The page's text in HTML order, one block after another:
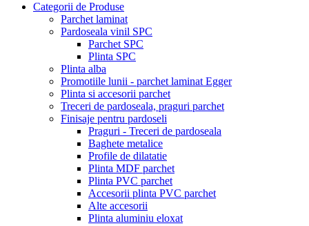
Categorii de Produse
Parchet laminat
Pardoseala vinil SPC
Parchet SPC
Plinta SPC
Plinta alba
Promotiile lunii - parchet laminat Egger
Plinta si accesorii parchet
Treceri de pardoseala, praguri parchet
Finisaje pentru pardoseli
Praguri - Treceri de pardoseala
Baghete metalice
Profile de dilatatie
Plinta MDF parchet
Plinta PVC parchet
Accesorii plinta PVC parchet
Alte accesorii
Plinta aluminiu eloxat